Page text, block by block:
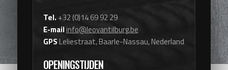
Tel. +32 (0)14 69 92 29
E-mailinfo@leovantilburg.be
GPSLeliestraat, Baarle-Nassau, Nederland
OPENINGSTIJDEN